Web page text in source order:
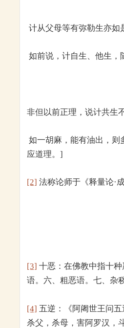
计从父母等有弥勒生亦如
如前说，计自生、他生，
非但以前正理，说计共生
如一胡麻，能有油出，则
应道理。]
[2] 法称论师于《释量论·
[3] 十恶：在佛教中指十
语。六、粗恶语。七、杂
[4] 五逆：《阿阇世王问
杀父，杀母，害阿罗汉，